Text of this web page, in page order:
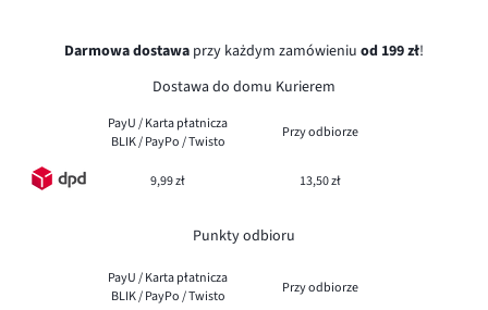
Darmowa dostawa przy każdym zamówieniu od 199 zł!
Dostawa do domu Kurierem
PayU / Karta płatnicza
BLIK / PayPo / Twisto
Przy odbiorze
9,99 zł 13,50 zł
Punkty odbioru
PayU / Karta płatnicza
BLIK / PayPo / Twisto
Przy odbiorze